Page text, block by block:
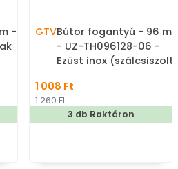
-
GTVBútor fogantyú - 96
- UZ-TH096128-06 -
Ezüst inox
méretben gyártott fém
bútorfogantyú
1 008 Ft
1 260 Ft
3 db Raktáron